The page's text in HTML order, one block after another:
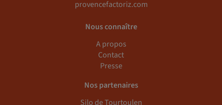
provencefactoriz.com
Nous connaître
A propos
Contact
Presse
Nos partenaires
Silo de Tourtoulen